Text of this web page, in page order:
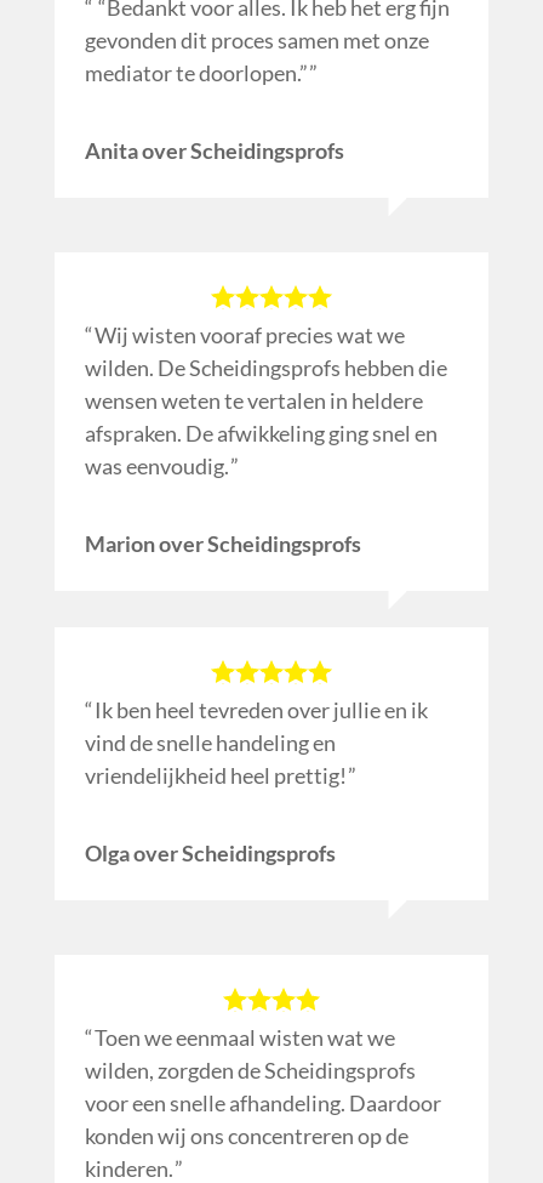
“Bedankt voor alles. Ik heb het erg fijn
gevonden dit proces samen met onze
mediator te doorlopen.”
Anita over Scheidingsprofs
Wij wisten vooraf precies wat we
wilden. De Scheidingsprofs hebben die
wensen weten te vertalen in heldere
afspraken. De afwikkeling ging snel en
was eenvoudig.
Marion over Scheidingsprofs
Ik ben heel tevreden over jullie en ik
vind de snelle handeling en
vriendelijkheid heel prettig!
Olga over Scheidingsprofs
Toen we eenmaal wisten wat we
wilden, zorgden de Scheidingsprofs
voor een snelle afhandeling. Daardoor
konden wij ons concentreren op de
kinderen.